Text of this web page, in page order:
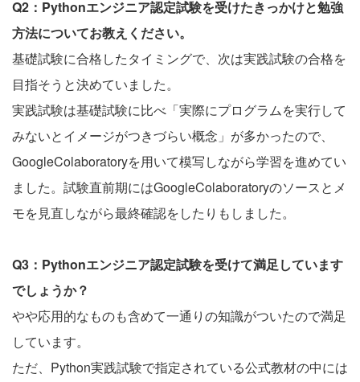
Q2：Pythonエンジニア認定試験を受けたきっかけと勉強
方法についてお教えください。
基礎試験に合格したタイミングで、次は実践試験の合格を
目指そうと決めていました。
実践試験は基礎試験に比べ「実際にプログラムを実行して
みないとイメージがつきづらい概念」が多かったので、
GoogleColaboratoryを用いて模写しながら学習を進めてい
ました。試験直前期にはGoogleColaboratoryのソースとメ
モを見直しながら最終確認をしたりもしました。
Q3：Pythonエンジニア認定試験を受けて満足しています
でしょうか？
やや応用的なものも含めて一通りの知識がついたので満足
しています。
ただ、Python実践試験で指定されている公式教材の中には